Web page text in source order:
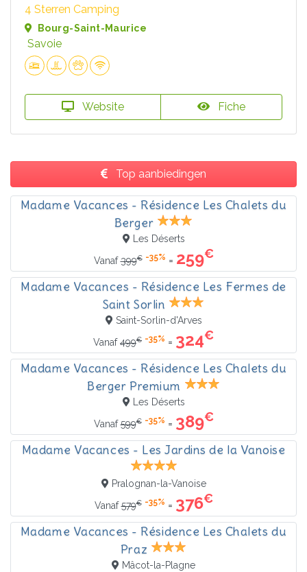
4 Sterren Camping
Bourg-Saint-Maurice
Savoie
Website Fiche
Top aanbiedingen
Madame Vacances - Résidence Les Chalets du
Berger
Les Déserts
Vanaf399€ -35% = 259€
Madame Vacances - Résidence Les Fermes de
Saint Sorlin
Saint-Sorlin-d'Arves
Vanaf499€ -35% = 324€
Madame Vacances - Résidence Les Chalets du
Berger Premium
Les Déserts
Vanaf599€ -35% = 389€
Madame Vacances - Les Jardins de la Vanoise
Pralognan-la-Vanoise
Vanaf579€ -35% = 376€
Madame Vacances - Résidence Les Chalets du
Praz
Mâcot-la-Plagne